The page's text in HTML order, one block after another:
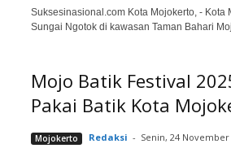
Suksesinasional.com Kota Mojokerto, -
Sungai Ngotok di kawasan Taman Bahari
Mojo Batik Festival
Pakai Batik Kota
Mojokerto Redaksi - Senin, 24 November